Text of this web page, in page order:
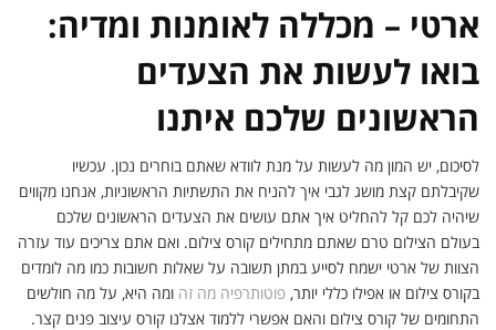
ארטי – מכללה לאומנות ומדיה:
בואו לעשות את הצעדים
הראשונים שלכם איתנו
לסיכום, יש המון מה לעשות על מנת לוודא שאתם בוחרים נכון. עכשיו
שקיבלתם קצת מושג לגבי איך להניח את התשתיות הראשוניות, אנחנו מקווים
שיהיה לכם קל להחליט איך אתם עושים את הצעדים הראשונים שלכם
בעולם הצילום טרם שאתם מתחילים קורס צילום. ואם אתם צריכים עוד עזרה
הצוות של ארטי ישמח לסייע במתן תשובה על שאלות חשובות כמו מה לומדים
בקורס צילום או אפילו כללי יותר, פוטותרפיה מה זה ומה היא, על מה חולשים
התחומים של קורס צילום והאם אפשרי ללמוד אצלנו קורס עיצוב פנים קצר.